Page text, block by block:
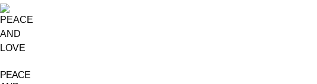
PEACE